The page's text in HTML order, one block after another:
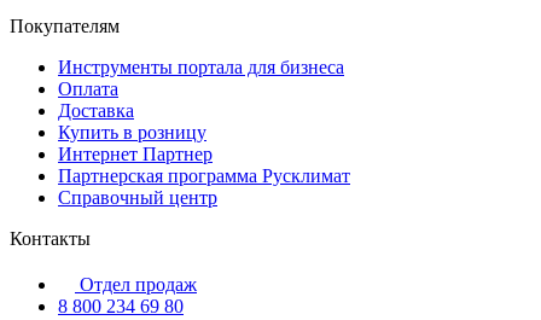
Покупателям
Инструменты портала для бизнеса
Оплата
Доставка
Купить в розницу
Интернет Партнер
Партнерская программа Русклимат
Справочный центр
Контакты
Отдел продаж
8 800 234 69 80